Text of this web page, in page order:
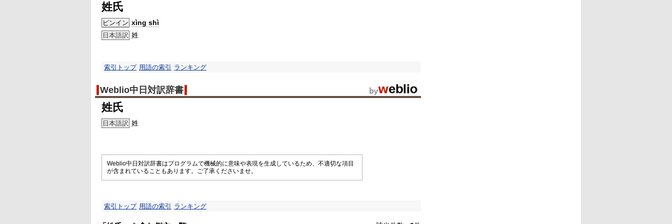
姓氏
ピンイン xìng shì
日本語訳 姓
索引トップ 用語の索引 ランキング
Weblio中日対訳辞書
姓氏
日本語訳 姓
Weblio中日対訳辞書はプログラムで機械的に意味や表現を生成しているため、不適切な項目
が含まれていることもあります。ご了承くださいませ。
索引トップ 用語の索引 ランキング